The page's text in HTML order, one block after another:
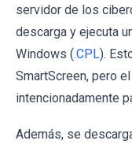
servidor de los
descarga y ejecuta
Windows (.CPL).
SmartScreen, pero
intencionadamente
Además, se